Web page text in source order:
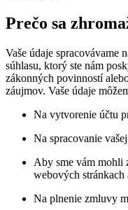
Prečo sa
Vaše údaje spracovávame
súhlasu, ktorý ste nám
zákonných povinností
záujmov. Vaše údaje
Na vytvorenie účtu
Na spracovanie
Aby sme vám mohli
webových stránkach
Na plnenie zmluvy